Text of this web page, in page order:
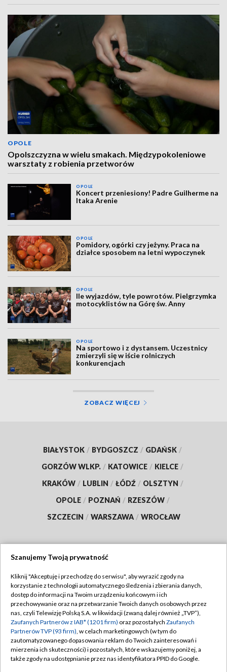
OPOLE
Opolszczyzna w wielu smakach. Międzypokoleniowe
warsztaty z robienia przetworów
OPOLE
Koncert przeniesiony! Padre Guilherme na
Itaka Arenie
OPOLE
Pomidory, ogórki czy jeżyny. Praca na
działce sposobem na letni wypoczynek
OPOLE
Ile wyjazdów, tyle powrotów. Pielgrzymka
motocyklistów na Górę św. Anny
OPOLE
Na sportowo i z dystansem. Uczestnicy
zmierzyli się w iście rolniczych
konkurencjach
ZOBACZ WIĘCEJ
BIAŁYSTOK / BYDGOSZCZ / GDAŃSK /
GORZÓW WLKP. / KATOWICE / KIELCE /
KRAKÓW / LUBLIN / ŁÓDŹ / OLSZTYN /
OPOLE / POZNAŃ / RZESZÓW /
SZCZECIN / WARSZAWA / WROCŁAW
TVP
Abonament TVP
Emisja w TVP
Centrum informacji TVP
Naziemna Telewizja Cyfrowa
Regulamin TVP
Polityka prywatności
Moje zgody
Pomoc
Szanujemy Twoją prywatność
Kliknij "Akceptuję i przechodzę do serwisu", aby wyrazić zgody na
korzystanie z technologii automatycznego śledzenia i zbierania danych,
dostęp do informacji na Twoim urządzeniu końcowym i ich
przechowywanie oraz na przetwarzanie Twoich danych osobowych przez
nas, czyli Telewizję Polską S.A. w likwidacji (zwaną dalej również „TVP”),
Zaufanych Partnerów z IAB* (1201 firm) oraz pozostałych Zaufanych
Partnerów TVP (93 firm), w celach marketingowych (w tym do
zautomatyzowanego dopasowania reklam do Twoich zainteresowań i
mierzenia ich skuteczności) i pozostałych, które wskazujemy poniżej, a
także zgody na udostępnianie przez nas identyfikatora PPID do Google.